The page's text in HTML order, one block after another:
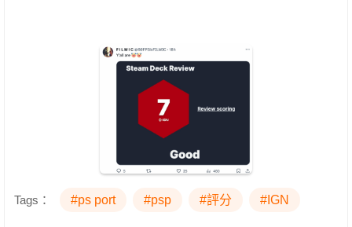
Tags： #ps port #psp #評分 #IGN